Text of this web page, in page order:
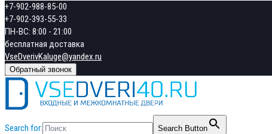
+7-902-988-85-00
+7-902-393-55-33
ПН-ВС: 8:00 - 21:00
бесплатная доставка
VseDverivKaluge@yandex.ru
Обратный звонок
Search for: Search Button